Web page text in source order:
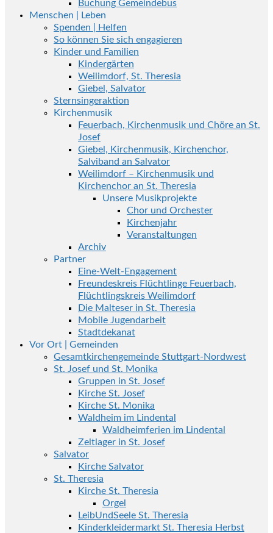
Buchung Gemeindebus
Menschen | Leben
Spenden | Helfen
So können Sie sich engagieren
Kinder und Familien
Kindergärten
Weilimdorf, St. Theresia
Giebel, Salvator
Sternsingeraktion
Kirchenmusik
Feuerbach, Kirchenmusik und Chöre an St.
Josef
Giebel, Kirchenmusik, Kirchenchor,
Salviband an Salvator
Weilimdorf – Kirchenmusik und
Kirchenchor an St. Theresia
Unsere Musikprojekte
Chor und Orchester
Kirchenjahr
Veranstaltungen
Archiv
Partner
Eine-Welt-Engagement
Freundeskreis Flüchtlinge Feuerbach,
Flüchtlingskreis Weilimdorf
Die Malteser in St. Theresia
Mobile Jugendarbeit
Stadtdekanat
Vor Ort | Gemeinden
Gesamtkirchengemeinde Stuttgart-Nordwest
St. Josef und St. Monika
Gruppen in St. Josef
Kirche St. Josef
Kirche St. Monika
Waldheim im Lindental
Waldheimferien im Lindental
Zeltlager in St. Josef
Salvator
Kirche Salvator
St. Theresia
Kirche St. Theresia
Orgel
LeibUndSeele St. Theresia
Kinderkleidermarkt St. Theresia Herbst